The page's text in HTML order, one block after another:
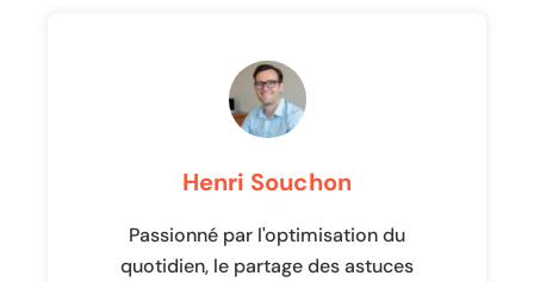
Henri Souchon
Passionné par l'optimisation du
quotidien, le partage des astuces